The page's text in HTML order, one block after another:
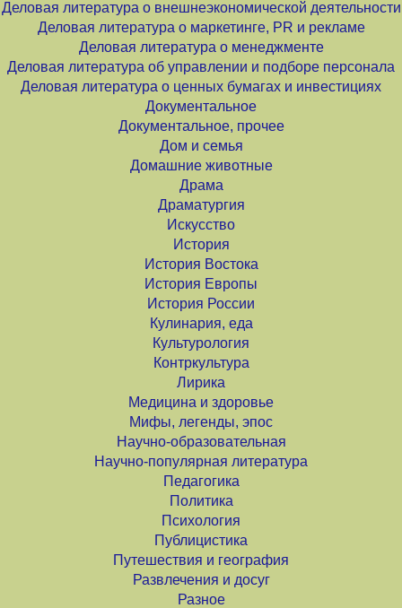
Деловая литература о внешнеэкономической деятельности
Деловая литература о маркетинге, PR и рекламе
Деловая литература о менеджменте
Деловая литература об управлении и подборе персонала
Деловая литература о ценных бумагах и инвестициях
Документальное
Документальное, прочее
Дом и семья
Домашние животные
Драма
Драматургия
Искусство
История
История Востока
История Европы
История России
Кулинария, еда
Культурология
Контркультура
Лирика
Медицина и здоровье
Мифы, легенды, эпос
Научно-образовательная
Научно-популярная литература
Педагогика
Политика
Психология
Публицистика
Путешествия и география
Развлечения и досуг
Разное